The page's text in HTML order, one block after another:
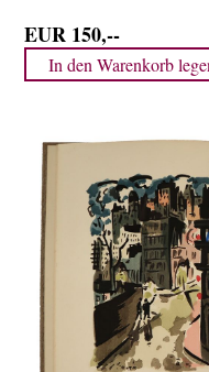
Impressum
Versandkosten
Widerrufsrecht
Datenschutz
EUR 150,--